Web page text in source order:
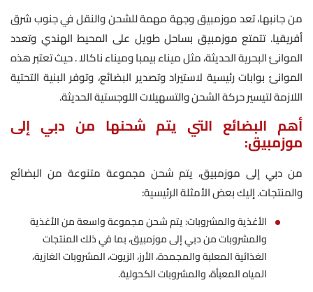
من جانبها، تعد موزمبيق وجهة مهمة للشحن والنقل في جنوب شرق
أفريقيا. تتمتع موزمبيق بساحل طويل على المحيط الهندي وتعدد
الموانئ البحرية الحديثة، مثل ميناء بيمبا وميناء ناكالا . حيث تعتبر هذه
الموانئ بوابات رئيسية لاستيراد وتصدير البضائع، وتوفر البنية التحتية
اللازمة لتيسير حركة الشحن والتسهيلات اللوجستية الحديثة.
أهم البضائع التي يتم شحنها من دبي إلى
موزمبيق:
من دبي إلى موزمبيق، يتم شحن مجموعة متنوعة من البضائع
والمنتجات. إليك بعض الأمثلة الرئيسية:
الأغذية والمشروبات: يتم شحن مجموعة واسعة من الأغذية
والمشروبات من دبي إلى موزمبيق، بما في ذلك المنتجات
الغذائية المعلبة والمجمدة، الأرز، الزيوت، المشروبات الغازية،
المياه المعبأة، والمشروبات الكحولية.